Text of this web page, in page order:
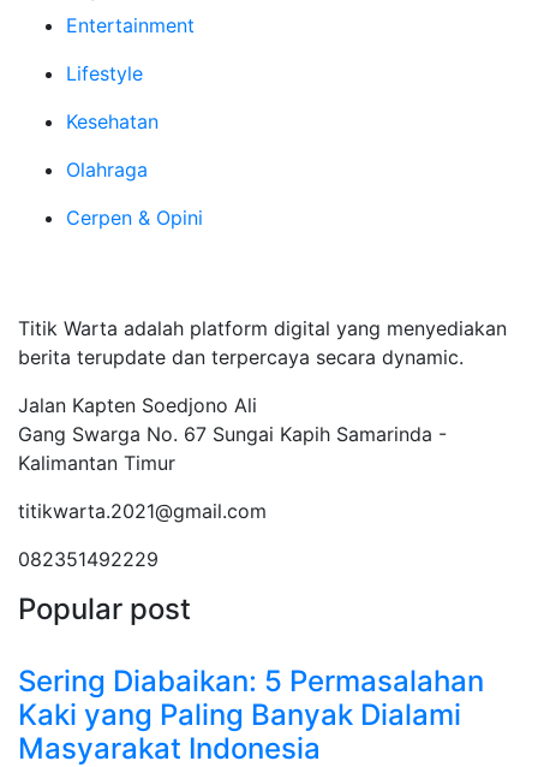
Entertainment
Lifestyle
Kesehatan
Olahraga
Cerpen & Opini
Titik Warta adalah platform digital yang menyediakan
berita terupdate dan terpercaya secara dynamic.
Jalan Kapten Soedjono Ali
Gang Swarga No. 67 Sungai Kapih Samarinda -
Kalimantan Timur
titikwarta.2021@gmail.com
082351492229
Popular post
Sering Diabaikan: 5 Permasalahan
Kaki yang Paling Banyak Dialami
Masyarakat Indonesia